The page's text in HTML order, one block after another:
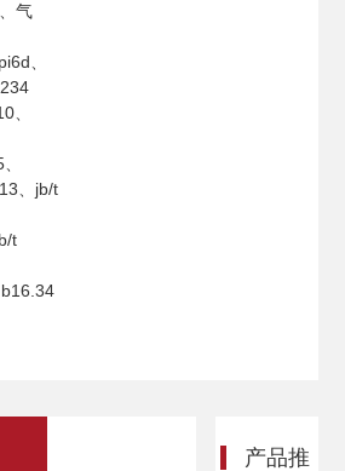
气
、
、
、jb/t
t
产品推